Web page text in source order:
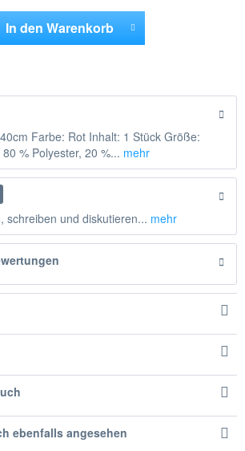
In den Warenkorb
Farbe: Rot Inhalt: 1 Stück Größe:
% Polyester, 20 %... mehr
schreiben und diskutieren... mehr
ebenfalls angesehen